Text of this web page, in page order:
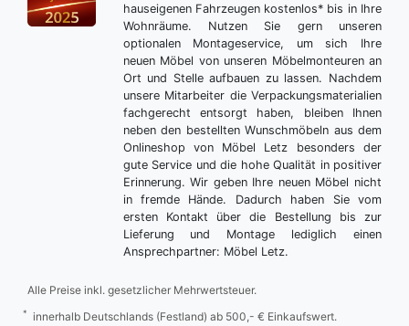
hauseigenen Fahrzeugen kostenlos* bis in Ihre
Wohnräume. Nutzen Sie gern unseren
optionalen Montageservice, um sich Ihre
neuen Möbel von unseren Möbelmonteuren an
Ort und Stelle aufbauen zu lassen. Nachdem
unsere Mitarbeiter die Verpackungsmaterialien
fachgerecht entsorgt haben, bleiben Ihnen
neben den bestellten Wunschmöbeln aus dem
Onlineshop von Möbel Letz besonders der
gute Service und die hohe Qualität in positiver
Erinnerung. Wir geben Ihre neuen Möbel nicht
in fremde Hände. Dadurch haben Sie vom
ersten Kontakt über die Bestellung bis zur
Lieferung und Montage lediglich einen
Ansprechpartner: Möbel Letz.
Alle Preise inkl. gesetzlicher Mehrwertsteuer.
*
innerhalb Deutschlands (Festland) ab 500,- € Einkaufswert.